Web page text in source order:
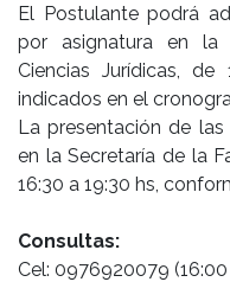
El Postulante podrá
por asignatura en la
Ciencias Jurídicas,
indicados en el
La presentación de
en la Secretaría de la
16:30 a 19:30 hs,
Consultas:
Cel: 0976920079